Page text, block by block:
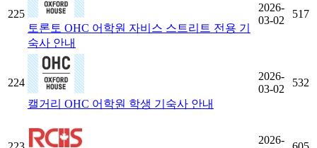
225
토론토 OHC 어학원 자비스 스트리트 전용 기
숙사 안내
2026-
03-02
517
224
캘거리 OHC 어학원 학생 기숙사 안내
2026-
03-02
532
2026-